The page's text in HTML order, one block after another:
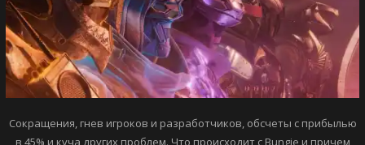
Сокращения, гнев игроков и разработчиков, обсчеты с прибылью
в 45% и куча других проблем. Что происходит с Bungie и причем